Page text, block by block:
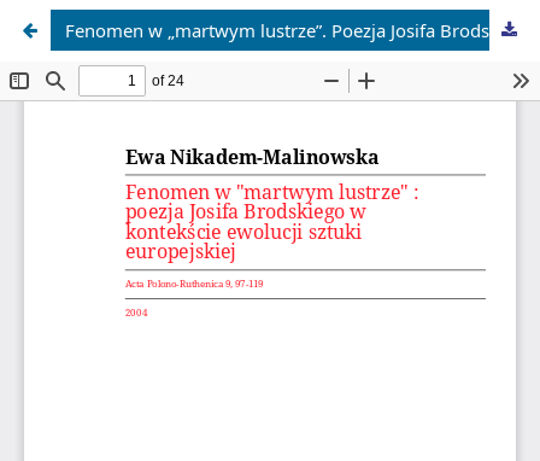
Fenomen w „martwym lustrze”. Poezja Josifa Brodskiego w kontekście ewolucji sztuki europejskiej